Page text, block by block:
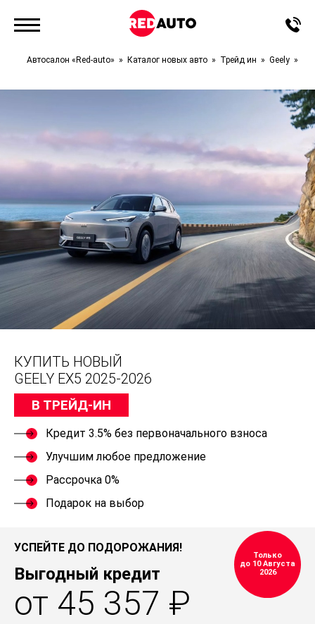
Автосалон «Red-auto» Каталог новых авто Трейд ин Geely
КУПИТЬ НОВЫЙ
GEELY EX5 2025-2026
В ТРЕЙД-ИН
Кредит 3.5% без первоначального взноса
Улучшим любое предложение
Рассрочка 0%
Подарок на выбор
УСПЕЙТЕ ДО ПОДОРОЖАНИЯ!
Выгодный кредит
от 45 357 ₽
Только
до 10 Августа
2026